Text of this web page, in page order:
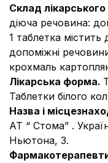
Склад
діюча речовина:
1 таблетка
допоміжні
крохмаль
Лікарська форма.
Таблетки білого
Назва і
АТ “ Стома” .
Ньютона, 3.